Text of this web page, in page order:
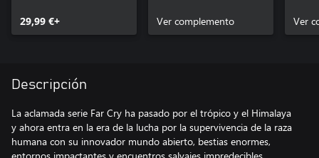
29,99 €+
llama
Ver complemento
Ver
Descripción
La aclamada serie Far Cry ha pasado por el trópico y el Himalaya
y ahora entra en la era de la lucha por la supervivencia de la raza
humana con su innovador mundo abierto, bestias enormes,